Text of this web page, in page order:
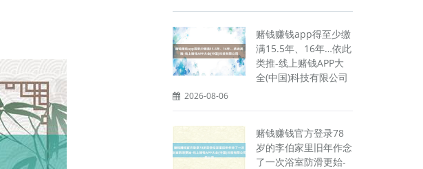
赌钱赚钱app得至少缴
满15.5年、16年…依此
类推-线上赌钱APP大
全(中国)科技有限公司
2026-08-06
赌钱赚钱官方登录78
岁的李伯家里旧年作念
了一次浴室防滑更始-